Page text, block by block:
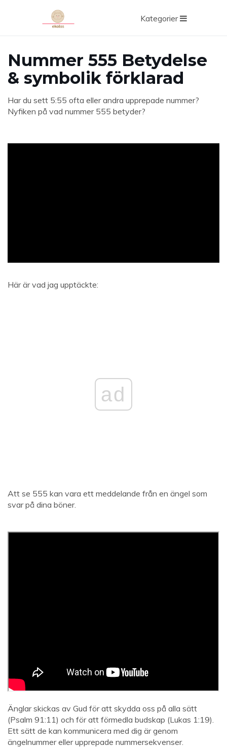
Kategorier
Nummer 555 Betydelse
& symbolik förklarad
Har du sett 5:55 ofta eller andra upprepade nummer?
Nyfiken på vad nummer 555 betyder?
Här är vad jag upptäckte:
ad
Att se 555 kan vara ett meddelande från en ängel som
svar på dina böner.
Änglar skickas av Gud för att skydda oss på alla sätt
(Psalm 91:11) och för att förmedla budskap (Lukas 1:19).
Ett sätt de kan kommunicera med dig är genom
ängelnummer eller upprepade nummersekvenser.